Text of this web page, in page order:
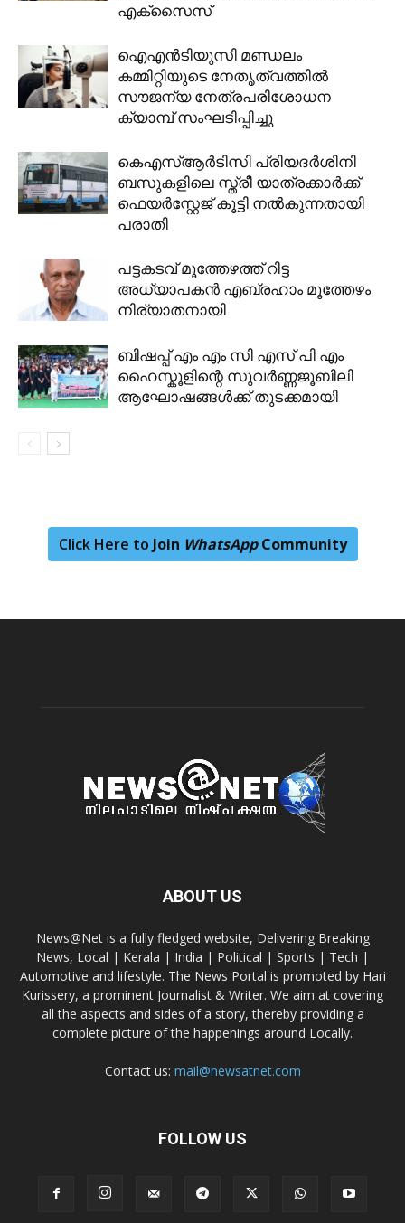
എക്സൈസ്
ഐഎൻടിയുസി മണ്ഡലം
കമ്മിറ്റിയുടെ നേതൃത്വത്തിൽ
സൗജന്യ നേത്രപരിശോധന
ക്യാമ്പ് സംഘടിപ്പിച്ചു
കെഎസ്ആർടിസി പ്രിയദർശിനി
ബസുകളിലെ സ്ത്രീ യാത്രക്കാർക്ക്
ഫെയർസ്റ്റേജ് കൂട്ടി നൽകുന്നതായി
പരാതി
പട്ടകടവ് മൂത്തേഴത്ത് റിട്ട
അധ്യാപകൻ എബ്രഹാം മൂത്തേഴം
നിര്യാതനായി
ബിഷപ്പ് എം എം സി എസ് പി എം
ഹൈസ്കൂളിന്റെ സുവർണ്ണജൂബിലി
ആഘോഷങ്ങൾക്ക് തുടക്കമായി
Click Here to Join WhatsAppCommunity
ABOUT US
News@Net is a fully fledged website, Delivering Breaking
News, Local | Kerala | India | Political | Sports | Tech |
Automotive and lifestyle. The News Portal is promoted by Hari
Kurissery, a prominent Journalist & Writer. We aim at covering
all the aspects and sides of a story, thereby providing a
complete picture of the happenings around Locally.
Contact us: mail@newsatnet.com
FOLLOW US